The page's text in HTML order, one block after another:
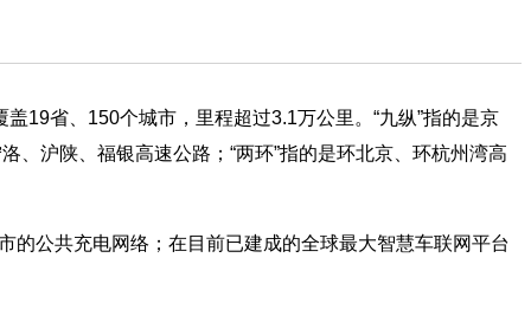
省、150个城市，里程超过3.1万公里。“九纵”指的是京
、沪陕、福银高速公路；“两环”指的是环北京、环杭州湾高
公共充电网络；在目前已建成的全球最大智慧车联网平台